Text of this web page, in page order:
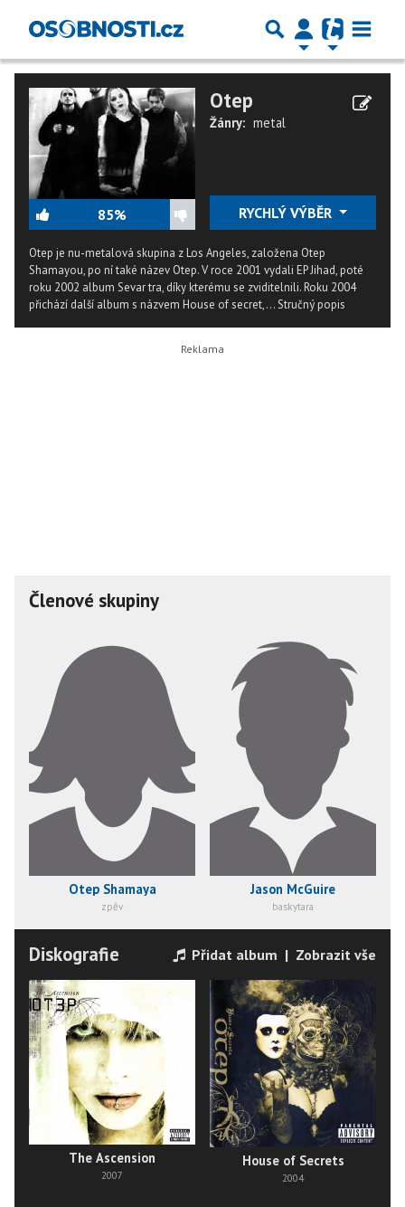
85%
Otep
Žánry: metal
RYCHLÝ VÝBĚR
Otep je nu-metalová skupina z Los Angeles, založena Otep
Shamayou, po ní také název Otep. V roce 2001 vydali EP Jihad, poté
roku 2002 album Sevar tra, díky kterému se zviditelnili. Roku 2004
přichází další album s názvem House of secret,...Stručný popis
Členové skupiny
Otep Shamaya
zpěv
Jason McGuire
baskytara
Diskografie Přidat album | Zobrazit vše
The Ascension
2007
House of Secrets
2004